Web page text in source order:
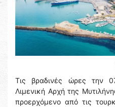
Τις βραδινές ώρες την
Λιμενική Αρχή της
προερχόμενο από τις